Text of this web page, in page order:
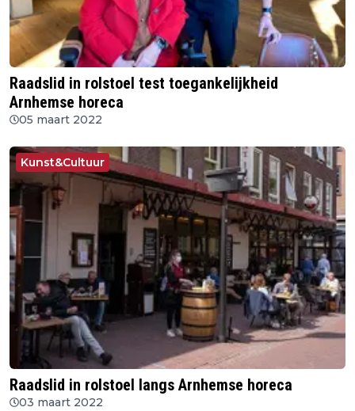
Raadslid in rolstoel test toegankelijkheid
Arnhemse horeca
05 maart 2022
Kunst&Cultuur
Raadslid in rolstoel langs Arnhemse horeca
03 maart 2022